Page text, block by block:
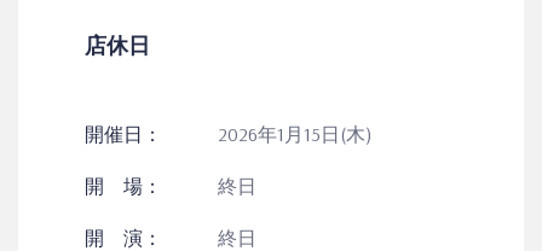
店休日
開催日： 2026年1月15日(木)
開 場： 終日
開 演： 終日